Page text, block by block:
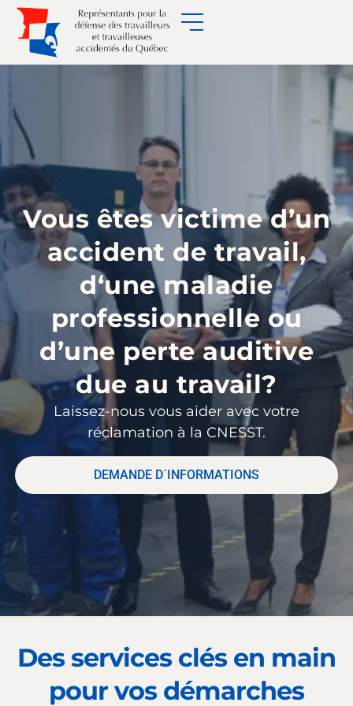
Vous êtes victime d’un
accident de travail,
d‘une maladie
professionnelle ou
d’une perte auditive
due au travail?
Laissez-nous vous aider avec votre
réclamation à la CNESST.
DEMANDE D´INFORMATIONS
Des services clés en main
pour vos démarches